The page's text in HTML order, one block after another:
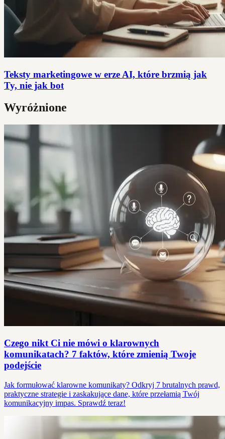
Teksty marketingowe w erze AI, które brzmią jak
Ty, nie jak bot
Wyróżnione
Czego nikt Ci nie mówi o klarownych
komunikatach? 7 faktów, które zmienią Twoje
podejście
Jak formułować klarowne komunikaty? Odkryj 7 brutalnych prawd,
praktyczne strategie i zaskakujące dane, które przełamią Twój
komunikacyjny impas. Sprawdź teraz!